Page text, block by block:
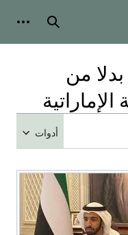
بحث
من
أدوات